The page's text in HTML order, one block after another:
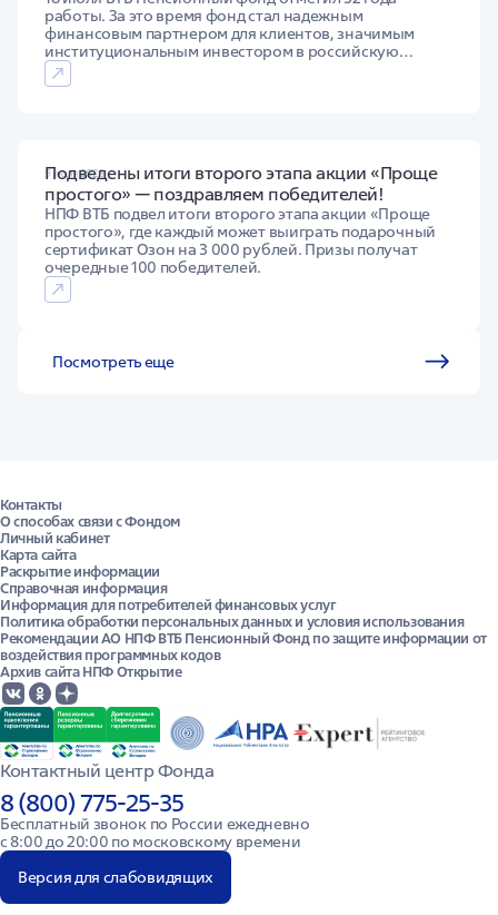
работы. За это время фонд стал надежным
финансовым партнером для клиентов, значимым
институциональным инвестором в российскую
экономику и лидером пенсионного рынка. Выплаты
пенсий клиентам за все время деятельности уже
9 июля 2026
Подведены итоги второго этапа акции «Проще
простого» — поздравляем победителей!
НПФ ВТБ подвел итоги второго этапа акции «Проще
простого», где каждый может выиграть подарочный
сертификат Озон на 3 000 рублей. Призы получат
очередные 100 победителей.
Посмотреть еще
Контакты
О способах связи с Фондом
Личный кабинет
Карта сайта
Раскрытие информации
Справочная информация
Информация для потребителей финансовых услуг
Политика обработки персональных данных и условия использования
Рекомендации АО НПФ ВТБ Пенсионный Фонд по защите информации от
воздействия программных кодов
Архив сайта НПФ Открытие
Контактный центр Фонда
8 (800) 775-25-35
Бесплатный звонок по России ежедневно
с 8:00 до 20:00 по московскому времени
Версия для слабовидящих